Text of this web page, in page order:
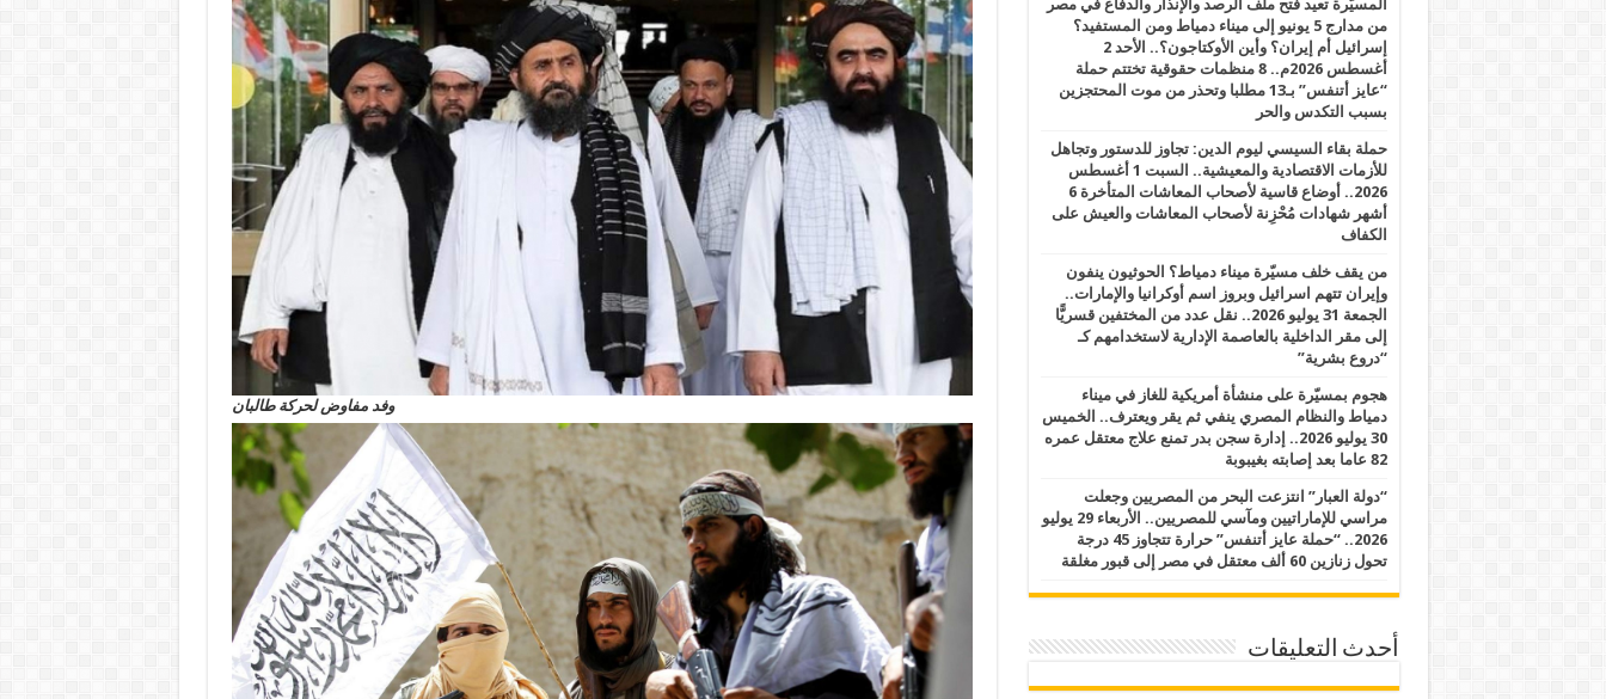
وفد مفاوض لحركة طالبان
المسيّرة تعيد فتح ملف الرصد والإنذار والدفاع في مصر
من مدارج 5 يونيو إلى ميناء دمياط ومن المستفيد؟
إسرائيل أم إيران؟ وأين الأوكتاجون؟.. الأحد 2
أغسطس 2026م.. 8 منظمات حقوقية تختتم حملة
“عايز أتنفس” بـ13 مطلبا وتحذر من موت المحتجزين
بسبب التكدس والحر
حملة بقاء السيسي ليوم الدين: تجاوز للدستور وتجاهل
للأزمات الاقتصادية والمعيشية.. السبت 1 أغسطس
2026.. أوضاع قاسية لأصحاب المعاشات المتأخرة 6
أشهر شهادات مُحْزِنة لأصحاب المعاشات والعيش على
الكفاف
من يقف خلف مسيّرة ميناء دمياط؟ الحوثيون ينفون
وإيران تتهم اسرائيل وبروز اسم أوكرانيا والإمارات..
الجمعة 31 يوليو 2026.. نقل عدد من المختفين قسريًّا
إلى مقر الداخلية بالعاصمة الإدارية لاستخدامهم كـ
“دروع بشرية”
هجوم بمسيّرة على منشأة أمريكية للغاز في ميناء
دمياط والنظام المصري ينفي ثم يقر ويعترف.. الخميس
30 يوليو 2026.. إدارة سجن بدر تمنع علاج معتقل عمره
82 عاما بعد إصابته بغيبوبة
“دولة العبار” انتزعت البحر من المصريين وجعلت
مراسي للإماراتيين ومآسي للمصريين.. الأربعاء 29 يوليو
2026.. “حملة عايز أتنفس” حرارة تتجاوز 45 درجة
تحول زنازين 60 ألف معتقل في مصر إلى قبور مغلقة
أحدث التعليقات